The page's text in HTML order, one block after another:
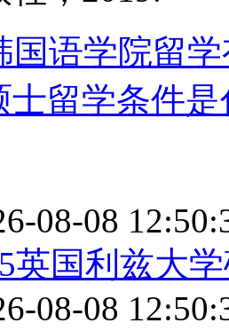
国语学院留
士留学条件
08-08
英国利兹大
08-08